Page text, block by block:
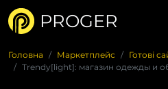
PROGER
Головна Маркетплейс
Готові
Trendy[light]: магазин одежды и